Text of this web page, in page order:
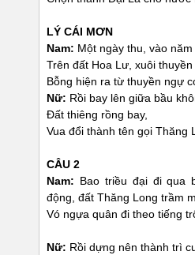
LÝ CÁI MƠN
Nam: Một ngày thu, vào
Trên đất Hoa Lư, xuôi
Bỗng hiện ra từ thuyền ngự
Nữ: Rồi bay lên giữa bầu
Đất thiêng rồng bay,
Vua đổi thành tên gọi Thăng
CÂU 2
Nam: Bao triều đại đi qua
động, đất Thăng Long trầm
Vó ngựa quân đi theo tiếng
Nữ: Rồi dựng nên thành trì